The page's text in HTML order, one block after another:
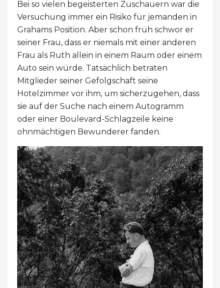
Bei so vielen begeisterten Zuschauern war die
Versuchung immer ein Risiko für jemanden in
Grahams Position. Aber schon früh schwor er
seiner Frau, dass er niemals mit einer anderen
Frau als Ruth allein in einem Raum oder einem
Auto sein würde. Tatsächlich betraten
Mitglieder seiner Gefolgschaft seine
Hotelzimmer vor ihm, um sicherzugehen, dass
sie auf der Suche nach einem Autogramm
oder einer Boulevard-Schlagzeile keine
ohnmächtigen Bewunderer fanden.